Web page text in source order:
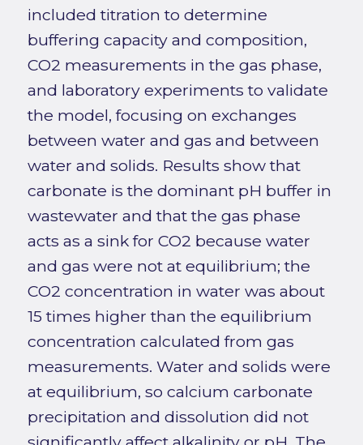
included titration to determine
buffering capacity and composition,
CO2 measurements in the gas phase,
and laboratory experiments to validate
the model, focusing on exchanges
between water and gas and between
water and solids. Results show that
carbonate is the dominant pH buffer in
wastewater and that the gas phase
acts as a sink for CO2 because water
and gas were not at equilibrium; the
CO2 concentration in water was about
15 times higher than the equilibrium
concentration calculated from gas
measurements. Water and solids were
at equilibrium, so calcium carbonate
precipitation and dissolution did not